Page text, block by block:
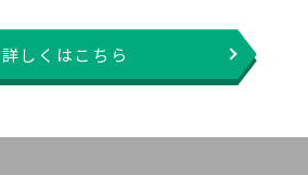
詳しくはこちら